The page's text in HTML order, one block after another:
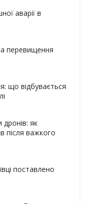
аварії в
перевищення
що відбувається
як
після важкого
поставлено